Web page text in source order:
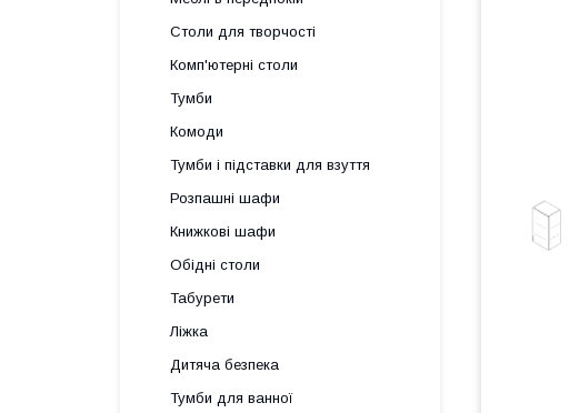
Столи для творчості
Комп'ютерні столи
Тумби
Комоди
Тумби і підставки для взуття
Розпашні шафи
Книжкові шафи
Обідні столи
Табурети
Ліжка
Дитяча безпека
Тумби для ванної